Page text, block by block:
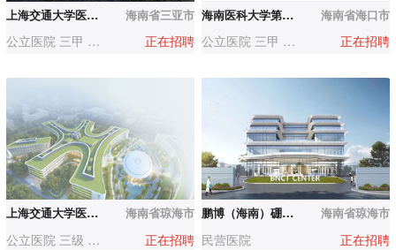
上海交通大学医学院附属上海儿童医学中心海南医院（三亚市妇幼保健院） 海南省三亚市
公立医院 三甲 500-1000人正在招聘
海南医科大学第一附属医院 海南省海口市
公立医院 三甲 1000-3000人正在招聘
上海交通大学医学院附属瑞金医院海南医院 海南省琼海市
公立医院 三级 1000-3000人正在招聘
鹏博（海南）硼中子医院 海南省琼海市
民营医院 正在招聘